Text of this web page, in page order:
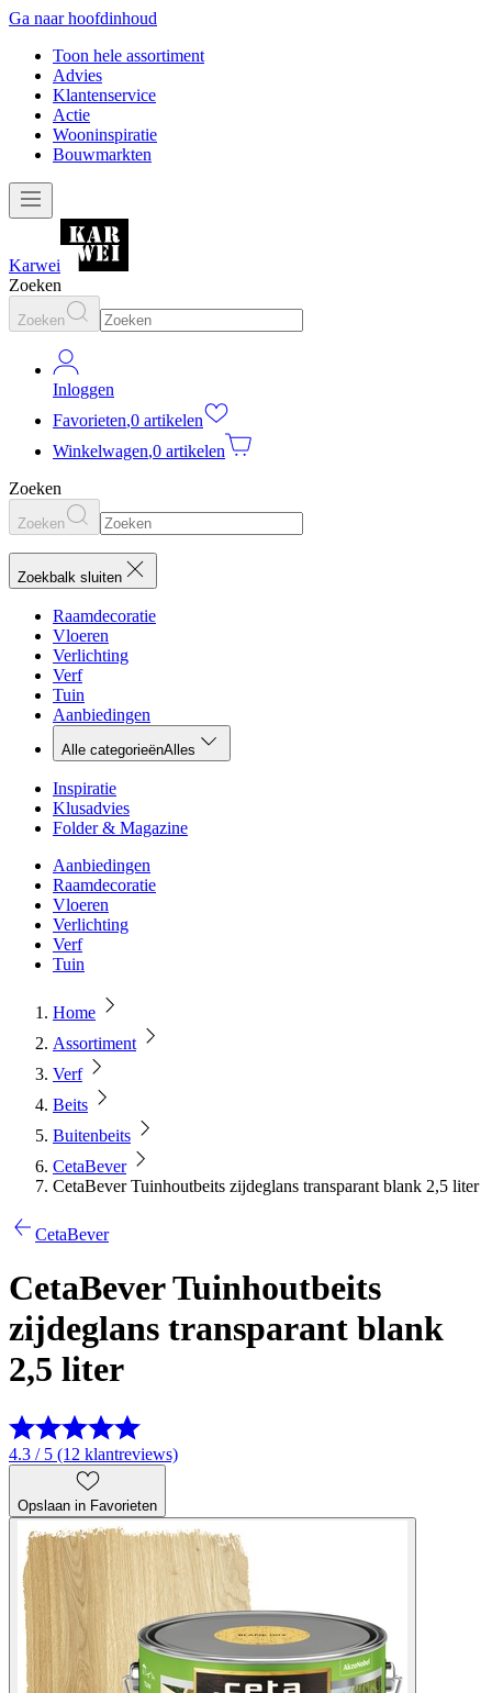
Ga naar hoofdinhoud
Toon hele assortiment
Advies
Klantenservice
Actie
Wooninspiratie
Bouwmarkten
Karwei
Zoeken
Zoeken
Inloggen
Favorieten,0 artikelen
Winkelwagen,0 artikelen
Zoeken
Zoeken
Zoekbalk sluiten
Raamdecoratie
Vloeren
Verlichting
Verf
Tuin
Aanbiedingen
Alle categorieënAlles
Inspiratie
Klusadvies
Folder & Magazine
Aanbiedingen
Raamdecoratie
Vloeren
Verlichting
Verf
Tuin
Home
Assortiment
Verf
Beits
Buitenbeits
CetaBever
CetaBever Tuinhoutbeits zijdeglans transparant blank 2,5 liter
CetaBever
CetaBever Tuinhoutbeits
zijdeglans transparant blank
2,5 liter
4.3 / 5 (12 klantreviews)
Opslaan in Favorieten